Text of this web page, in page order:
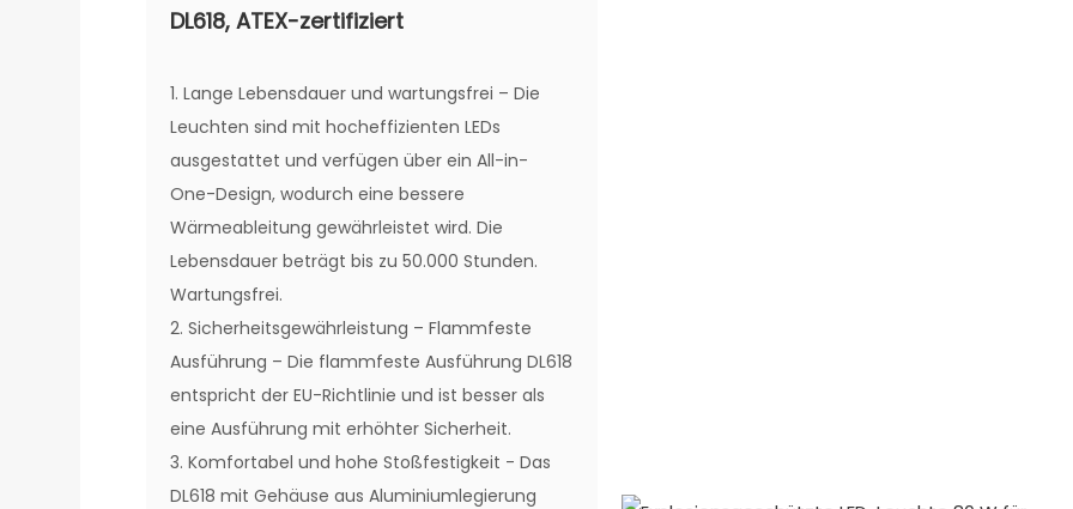
DL618, ATEX-zertifiziert
1. Lange Lebensdauer und wartungsfrei – Die
Leuchten sind mit hocheffizienten LEDs
ausgestattet und verfügen über ein All-in-
One-Design, wodurch eine bessere
Wärmeableitung gewährleistet wird. Die
Lebensdauer beträgt bis zu 50.000 Stunden.
Wartungsfrei.
2. Sicherheitsgewährleistung – Flammfeste
Ausführung – Die flammfeste Ausführung DL618
entspricht der EU-Richtlinie und ist besser als
eine Ausführung mit erhöhter Sicherheit.
3. Komfortabel und hohe Stoßfestigkeit - Das
DL618 mit Gehäuse aus Aluminiumlegierung